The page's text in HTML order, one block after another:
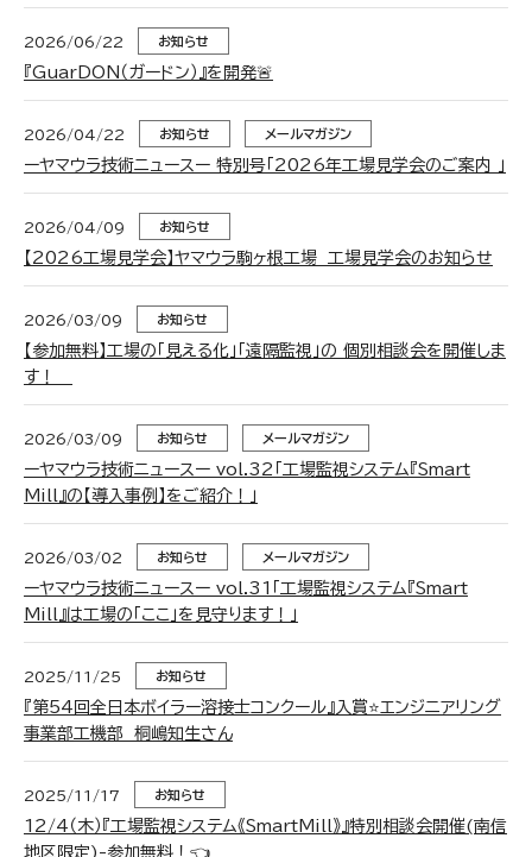
2026/06/22 お知らせ
『GuarDON（ガードン）』を開発🚨
2026/04/22 お知らせ メールマガジン
ーヤマウラ技術ニュースー 特別号「2026年工場見学会のご案内 」
2026/04/09 お知らせ
【2026工場見学会】ヤマウラ駒ヶ根工場 工場見学会のお知らせ
2026/03/09 お知らせ
【参加無料】工場の「見える化」「遠隔監視」の 個別相談会を開催しま
す！
2026/03/09 お知らせ メールマガジン
ーヤマウラ技術ニュースー vol.32「工場監視システム『Smart
Mill』の【導入事例】をご紹介！」
2026/03/02 お知らせ メールマガジン
ーヤマウラ技術ニュースー vol.31「工場監視システム『Smart
Mill』は工場の「ここ」を見守ります！」
2025/11/25 お知らせ
『第54回全日本ボイラー溶接士コンクール』入賞⭐️エンジニアリング
事業部工機部 桐嶋知生さん
2025/11/17 お知らせ
12/4（木）『工場監視システム《SmartMill》』特別相談会開催(南信
地区限定)-参加無料！👈️